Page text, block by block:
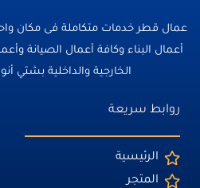
عمال قطر خدمات متكاملة فى مكان
أعمال البناء وكافة أعمال الصيانة
الخارجية والداخلية بشتي
روابط سريعة
الرئيسية
المتجر